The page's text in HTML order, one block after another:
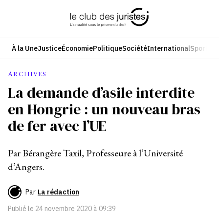
À la UneJusticeÉconomiePolitiqueSociétéInternationalSport
ARCHIVES
La demande d’asile interdite
en Hongrie : un nouveau bras
de fer avec l’UE
Par Bérangère Taxil, Professeure à l’Université
d’Angers.
Par La rédaction
Publié le 24 novembre 2020 à 09:39